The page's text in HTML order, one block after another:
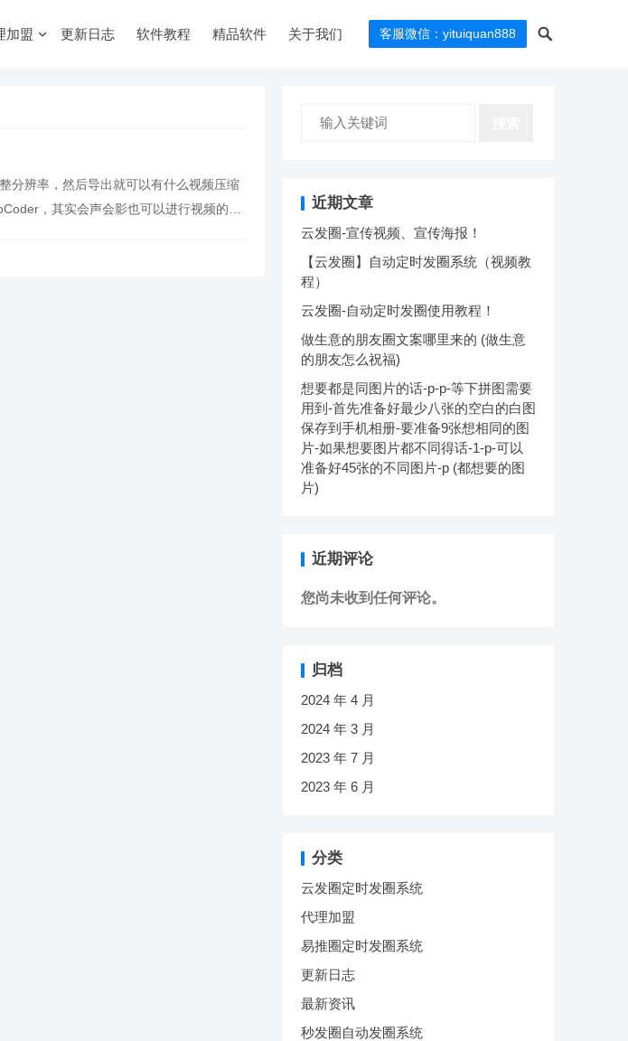
加盟 更新日志 软件教程 精品软件 关于我们 客服微信：yituiquan888
分辨率，然后导出就可以有什么视频压缩
，其实会声会影也可以进行视频的压
近期文章
云发圈-宣传视频、宣传海报！
【云发圈】自动定时发圈系统（视频教
程）
云发圈-自动定时发圈使用教程！
做生意的朋友圈文案哪里来的 (做生意
的朋友怎么祝福)
想要都是同图片的话-p-p-等下拼图需要
用到-首先准备好最少八张的空白的白图
保存到手机相册-要准备9张想相同的图
片-如果想要图片都不同得话-1-p-可以
准备好45张的不同图片-p (都想要的图
片)
近期评论
您尚未收到任何评论。
归档
2024 年 4 月
2024 年 3 月
2023 年 7 月
2023 年 6 月
分类
云发圈定时发圈系统
代理加盟
易推圈定时发圈系统
更新日志
最新资讯
秒发圈自动发圈系统